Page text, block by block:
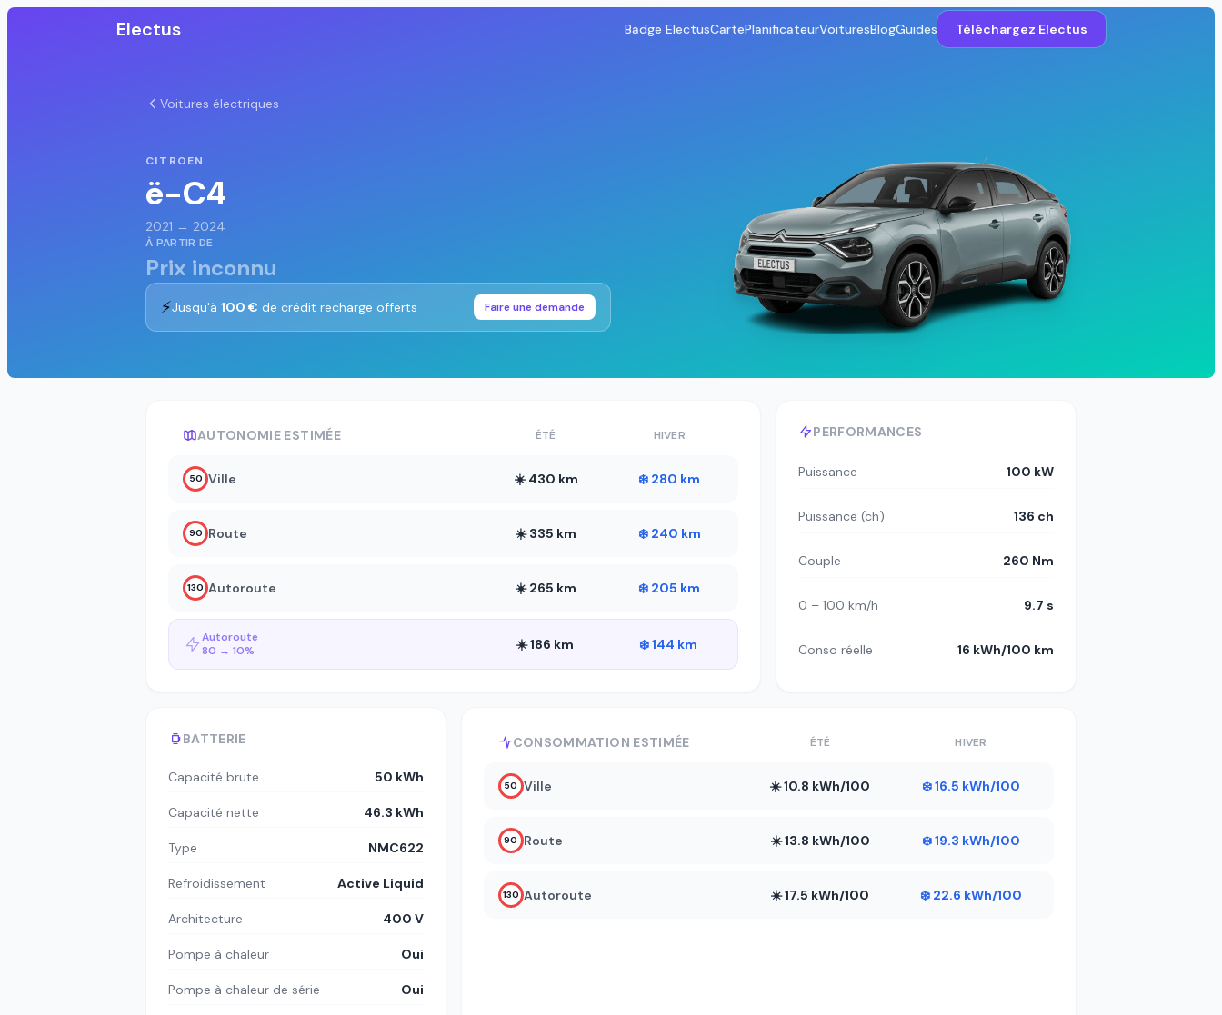
Electus Badge ElectusCartePlanificateurVoituresBlogGuides Téléchargez Electus
Voitures électriques
CITROEN
ë-C4
2021 → 2024
À PARTIR DE
Prix inconnu
⚡Jusqu'à 100 € de crédit recharge offerts Faire une demande
AUTONOMIE ESTIMÉE ÉTÉ HIVER
50 Ville ☀️ 430 km ❄️ 280 km
90 Route ☀️ 335 km ❄️ 240 km
130 Autoroute ☀️ 265 km ❄️ 205 km
Autoroute
80 → 10%
☀️ 186 km ❄️ 144 km
PERFORMANCES
Puissance 100 kW
Puissance (ch) 136 ch
Couple 260 Nm
0 – 100 km/h 9.7 s
Conso réelle 16 kWh/100 km
BATTERIE
Capacité brute 50 kWh
Capacité nette 46.3 kWh
Type NMC622
Refroidissement Active Liquid
Architecture 400 V
Pompe à chaleur Oui
Pompe à chaleur de série Oui
CONSOMMATION ESTIMÉE ÉTÉ HIVER
50 Ville ☀️ 10.8 kWh/100 ❄️ 16.5 kWh/100
90 Route ☀️ 13.8 kWh/100 ❄️ 19.3 kWh/100
130 Autoroute ☀️ 17.5 kWh/100 ❄️ 22.6 kWh/100